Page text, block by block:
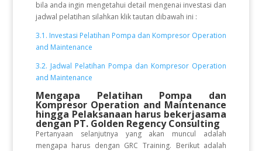
bila anda ingin mengetahui detail mengenai investasi dan
jadwal pelatihan silahkan klik tautan dibawah ini :
3.1. Investasi Pelatihan Pompa dan Kompresor Operation
and Maintenance
3.2. Jadwal Pelatihan Pompa dan Kompresor Operation
and Maintenance
Mengapa Pelatihan Pompa dan
Kompresor Operation and Maintenance
hingga Pelaksanaan harus bekerjasama
dengan PT. Golden Regency Consulting
Pertanyaan selanjutnya yang akan muncul adalah
mengapa harus dengan GRC Training. Berikut adalah